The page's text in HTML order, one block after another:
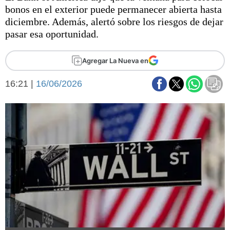
Básquetbol
Fútbol
Arte y cultura
Cines
Economía y campo
Economía y finanzas
Con el campo
Espacio empresas
libre
Sociedad
Tecnología
Turismo
Salud
Es viral
El tiempo
Fúnebres
Clasificados
bonos en el exterior puede permanecer abierta hasta
diciembre. Además, alertó sobre los riesgos de dejar
pasar esa oportunidad.
Agregar La Nueva en
16:21 | 16/06/2026